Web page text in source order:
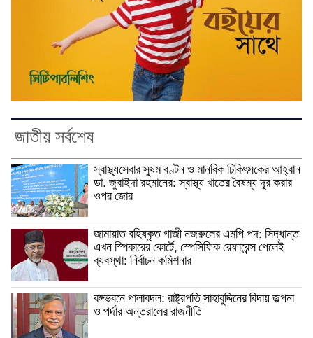
জাতীয় সর্বশেষ
স্বাস্থ্যসেবার সুষম বণ্টন ও মানবিক চিকিৎসকের আহ্বান
ডা. জুবাইদা রহমানের: স্বাস্থ্য খাতের বৈষম্য দূর করার
ওপর জোর
জামায়াত বহিষ্কৃত গাজী নজরুলের এমপি পদ: সিদ্ধান্ত
এখন স্পিকারের কোর্টে, স্পেসিফিক রেফারেন্স পেলেই
ব্যবস্থা: নির্বাচন কমিশনার
বঙ্গভবনে পালাবদল: রাষ্ট্রপতি সাহাবুদ্দিনের বিদায় জল্পনা
ও পর্দার অন্তরালের রাজনীতি